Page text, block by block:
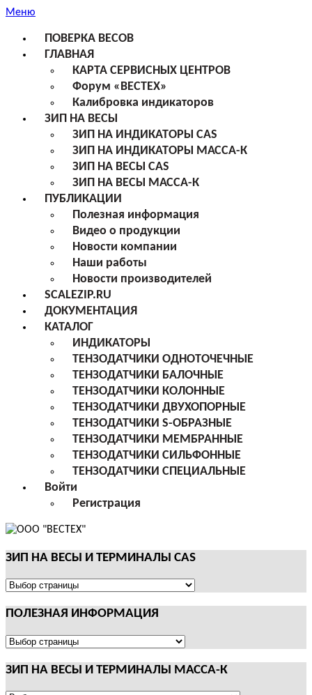
Меню
ПОВЕРКА ВЕСОВ
ГЛАВНАЯ
КАРТА СЕРВИСНЫХ ЦЕНТРОВ
Форум «ВЕСТЕХ»
Калибровка индикаторов
ЗИП НА ВЕСЫ
ЗИП НА ИНДИКАТОРЫ CAS
ЗИП НА ИНДИКАТОРЫ МАССА-К
ЗИП НА ВЕСЫ CAS
ЗИП НА ВЕСЫ МАССА-К
ПУБЛИКАЦИИ
Полезная информация
Видео о продукции
Новости компании
Наши работы
Новости производителей
SCALEZIP.RU
ДОКУМЕНТАЦИЯ
КАТАЛОГ
ИНДИКАТОРЫ
ТЕНЗОДАТЧИКИ ОДНОТОЧЕЧНЫЕ
ТЕНЗОДАТЧИКИ БАЛОЧНЫЕ
ТЕНЗОДАТЧИКИ КОЛОННЫЕ
ТЕНЗОДАТЧИКИ ДВУХОПОРНЫЕ
ТЕНЗОДАТЧИКИ S-ОБРАЗНЫЕ
ТЕНЗОДАТЧИКИ МЕМБРАННЫЕ
ТЕНЗОДАТЧИКИ СИЛЬФОННЫЕ
ТЕНЗОДАТЧИКИ СПЕЦИАЛЬНЫЕ
Войти
Регистрация
ЗИП НА ВЕСЫ И ТЕРМИНАЛЫ CAS
ЗИП
ВЕСЫ
ТЕРМИНАЛЫ
ПОЛЕЗНАЯ ИНФОРМАЦИЯ
ПОЛЕЗНАЯ
ЗИП НА ВЕСЫ И ТЕРМИНАЛЫ МАССА-К